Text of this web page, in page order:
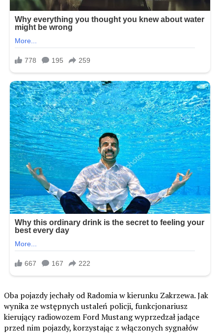
Oba pojazdy jechały od Radomia w kierunku Zakrzewa. Jak
wynika ze wstępnych ustaleń policji, funkcjonariusz
kierujący radiowozem Ford Mustang wyprzedzał jadące
przed nim pojazdy, korzystając z włączonych sygnałów